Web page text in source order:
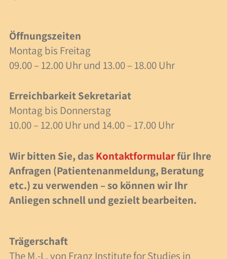
40 Jahre Spielzeit
Links
Gemeinnützigkeit
Schweizer Stiftung
Spenden
Ein Fallbeispiel
Friends of Spielzeit
Kontakt
Öffnungszeiten
Montag bis Freitag
09.00 – 12.00 Uhr und 13.00 – 18.00 Uhr
Erreichbarkeit Sekretariat
Montag bis Donnerstag
10.00 – 12.00 Uhr und 14.00 – 17.00 Uhr
Wir bitten Sie, dasKontaktformularfür Ihre
Anfragen (Patientenanmeldung, Beratung
etc.) zu verwenden – so können wir Ihr
Anliegen schnell und gezielt bearbeiten.
Trägerschaft
The M.-L. von Franz Institute for Studies in